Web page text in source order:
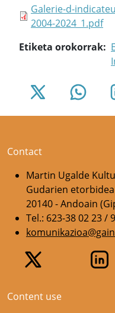
Galerie-d-
2004-2024_1.pdf
Etiketa orokorrak
Contact
Martin Ugalde
Gudarien
20140 - Andoain
Tel.: 623-38 02 23 /
Content use